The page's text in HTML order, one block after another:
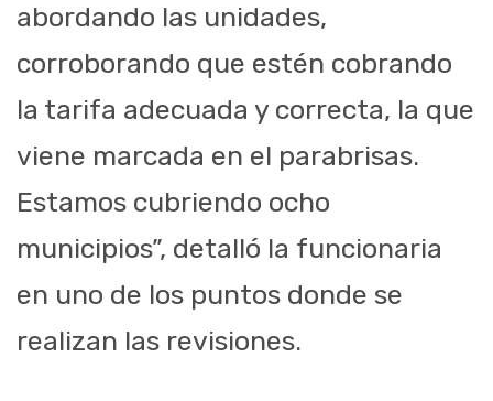
abordando las unidades,
corroborando que estén cobrando
la tarifa adecuada y correcta, la que
viene marcada en el parabrisas.
Estamos cubriendo ocho
municipios”, detalló la funcionaria
en uno de los puntos donde se
realizan las revisiones.